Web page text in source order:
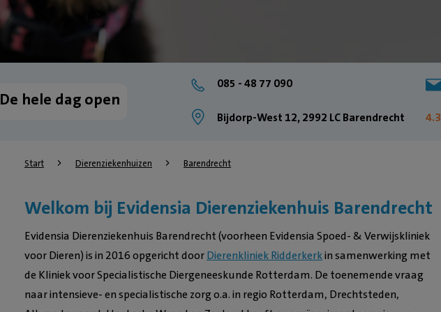
De hele dag open
085 - 48 77 090
Bijdorp-West 12, 2992 LC Barendrecht 4.3
Start Dierenziekenhuizen Barendrecht
Welkom bij Evidensia Dierenziekenhuis Barendrecht
Evidensia Dierenziekenhuis Barendrecht (voorheen Evidensia Spoed- & Verwijskliniek
voor Dieren) is in 2016 opgericht doorDierenkliniek Ridderkerkin samenwerking met
de Kliniek voor Specialistische Diergeneeskunde Rotterdam. De toenemende vraag
naar intensieve- en specialistische zorg o.a. in regio Rotterdam, Drechtsteden,